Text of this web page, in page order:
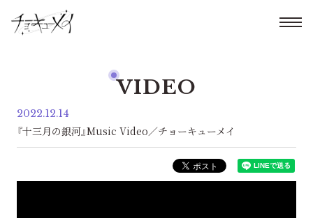
VIDEO
2022.12.14
『十三月の銀河』Music Video／チョーキューメイ